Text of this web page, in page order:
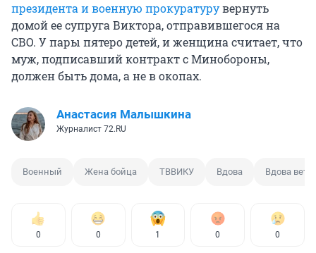
президента и военную прокуратурувернуть
домой ее супруга Виктора, отправившегося на
СВО. У пары пятеро детей, и женщина считает, что
муж, подписавший контракт с Минобороны,
должен быть дома, а не в окопах.
Анастасия Малышкина
Журналист 72.RU
Военный Жена бойца ТВВИКУ Вдова Вдова
0 0 1 0 0